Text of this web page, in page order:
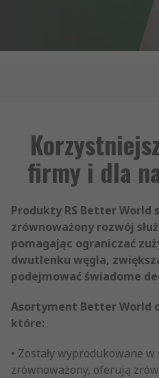
firmy i dla
Produkty RS Better World
zrównoważony rozwój
pomagając ograniczać
dwutlenku węgla,
podejmować świadome
Asortyment Better World
które:
• Zostały wyprodukowane
zrównoważony, oferują